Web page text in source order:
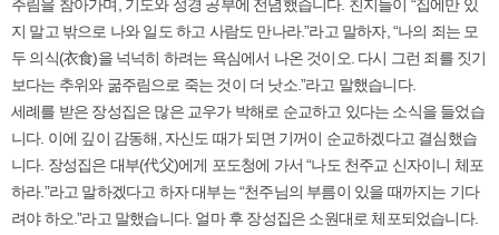
주림을 참아가며, 기도와 성경 공부에 전념했습니다. 친지들이 “집에만 있
지 말고 밖으로 나와 일도 하고 사람도 만나라.”라고 말하자, “나의 죄는 모
두 의식(衣食)을 넉넉히 하려는 욕심에서 나온 것이오. 다시 그런 죄를 짓기
보다는 추위와 굶주림으로 죽는 것이 더 낫소.”라고 말했습니다.
세례를 받은 장성집은 많은 교우가 박해로 순교하고 있다는 소식을 들었습
니다. 이에 깊이 감동해, 자신도 때가 되면 기꺼이 순교하겠다고 결심했습
니다. 장성집은 대부(代父)에게 포도청에 가서 “나도 천주교 신자이니 체포
하라.”라고 말하겠다고 하자 대부는 “천주님의 부름이 있을 때까지는 기다
려야 하오.”라고 말했습니다. 얼마 후 장성집은 소원대로 체포되었습니다.